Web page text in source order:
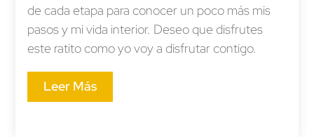
de cada etapa para conocer un poco más mis
pasos y mi vida interior. Deseo que disfrutes
este ratito como yo voy a disfrutar contigo.
Leer Más